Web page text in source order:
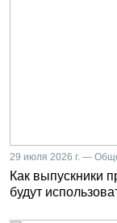
29 июля 2026 г. —
Как выпускники
будут